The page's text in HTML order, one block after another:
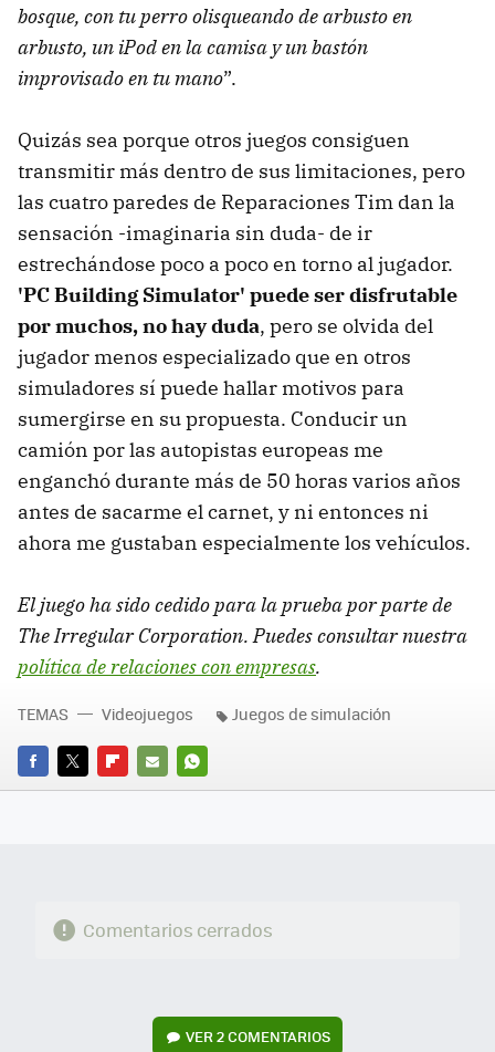
bosque, con tu perro olisqueando de arbusto en
arbusto, un iPod en la camisa y un bastón
improvisado en tu mano”.
Quizás sea porque otros juegos consiguen
transmitir más dentro de sus limitaciones, pero
las cuatro paredes de Reparaciones Tim dan la
sensación -imaginaria sin duda- de ir
estrechándose poco a poco en torno al jugador.
'PC Building Simulator' puede ser disfrutable
por muchos, no hay duda, pero se olvida del
jugador menos especializado que en otros
simuladores sí puede hallar motivos para
sumergirse en su propuesta. Conducir un
camión por las autopistas europeas me
enganchó durante más de 50 horas varios años
antes de sacarme el carnet, y ni entonces ni
ahora me gustaban especialmente los vehículos.
El juego ha sido cedido para la prueba por parte de
The Irregular Corporation. Puedes consultar nuestra
política de relaciones con empresas.
FACEBOOK
TWITTERFLIPBOARD
E-
WHATSAPP
TEMAS Videojuegos Juegos de simulación
Comentarios cerrados
VER2 COMENTARIOS